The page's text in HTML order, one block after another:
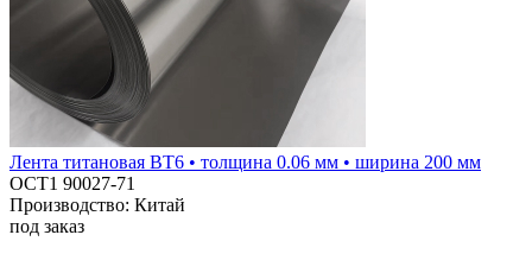
Лента титановая ВТ6 • толщина 0.06 мм • ширина 200 мм
ОСТ1 90027-71
Производство: Китай
под заказ